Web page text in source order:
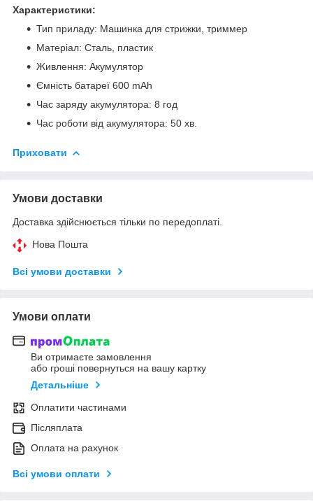
Характеристики:
Тип приладу: Машинка для стрижки, триммер
Матеріал: Сталь, пластик
Живлення: Акумулятор
Ємність батареї 600 mAh
Час заряду акумулятора: 8 год
Час роботи від акумулятора: 50 хв.
Приховати
Умови доставки
Доставка здійснюється тільки по передоплаті.
Нова Пошта
Всі умови доставки
Умови оплати
Ви отримаєте замовлення
або гроші повернуться на вашу картку
Детальніше
Оплатити частинами
Післяплата
Оплата на рахунок
Всі умови оплати